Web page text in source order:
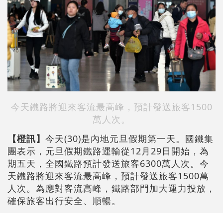
今天鐵路將迎來客流最高峰，預計發送旅客1500
萬人次。
【橙訊】 今天(30)是內地元旦假期第一天。國鐵集
團表示，元旦假期鐵路運輸從12月29日開始，為
期五天，全國鐵路預計發送旅客6300萬人次。今
天鐵路將迎來客流最高峰，預計發送旅客1500萬
人次。為應對客流高峰，鐵路部門加大運力投放，
確保旅客出行安全、順暢。